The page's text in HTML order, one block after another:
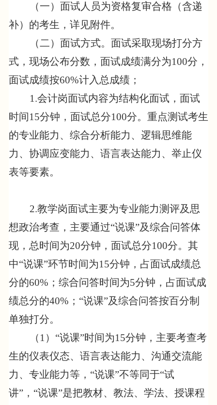
（一）面试人员为资格复审合格（含递
补）的考生，详见附件。
（二）面试方式。面试采取现场打分方
式，现场公布分数，面试成绩满分为100分，
面试成绩按60%计入总成绩；
1.会计岗面试内容为结构化面试，面试
时间15分钟，面试总分100分。重点测试考生
的专业能力、综合分析能力、逻辑思维能
力、协调应变能力、语言表达能力、举止仪
表等要素。
2.教学岗面试主要为专业能力测评及思
想政治考查，主要通过“说课”及综合问答体
现，总时间为20分钟，面试总分100分。其
中“说课”环节时间为15分钟，占面试成绩总
分的60% ；综合问答时间为5分钟，占面试成
绩总分的40% ；“说课”及综合问答按百分制
单独打分。
（ 1）“说课”时间为15分钟，主要考查考
生的仪表仪态、语言表达能力、沟通交流能
力、专业能力等，“说课”不等同于“试
讲”，“说课”是把教材、教法、学法、授课程